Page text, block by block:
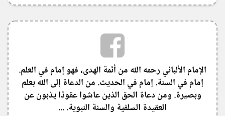
‏الإمام الألباني رحمه الله من أئمة الهدى، فهو إمام في العلم.
إمام في السنة. إمام في الحديث. من الدعاة إلى الله بعلم
وبصيرة. ومن دعاة الحق الذين عاشوا عقودًا يذبون عن
العقيدة السلفية والسنة النبوية. ...